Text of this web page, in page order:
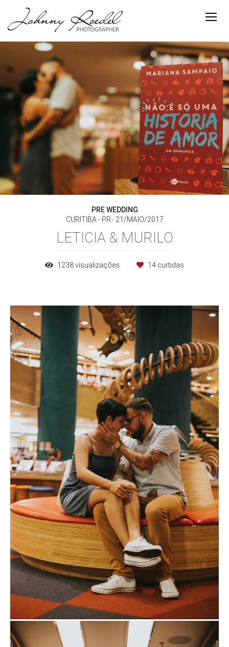
PRE WEDDING
CURITIBA - PR
21/MAIO/2017
LETICIA & MURILO
1238visualizações 14 curtidas